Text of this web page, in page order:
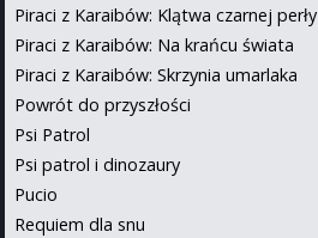
Piraci z Karaibów: Klątwa czarnej perły
Piraci z Karaibów: Na krańcu świata
Piraci z Karaibów: Skrzynia umarlaka
Powrót do przyszłości
Psi Patrol
Psi patrol i dinozaury
Pucio
Requiem dla snu